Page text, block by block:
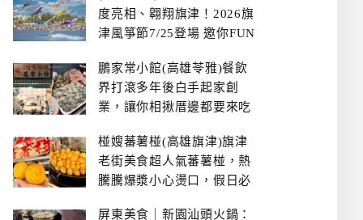
度亮相、翱翔旗津！2026旗
津風箏節7/25登場 邀你FUN
鵬家常小館(高雄苓雅)餐飲
界打滾多年後白手起家創
業，讓你相揪厝邊都要來吃
椪嫂蕃薯椪(高雄旗津)旗津
老街美食超人氣蕃薯椪，熱
騰騰爆漿小心燙口，假日必
屏東美食｜新園汕頭火鍋：